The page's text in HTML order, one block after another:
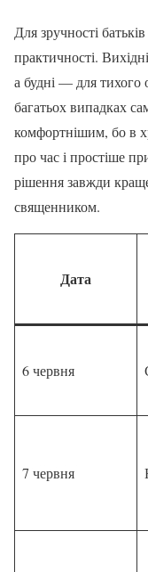
Для зручності
практичності.
а будні — для тихого
багатьох випадках
комфортнішим, бо в
про час і простіше
рішення завжди
священником.
Дата
6 червня
7 червня